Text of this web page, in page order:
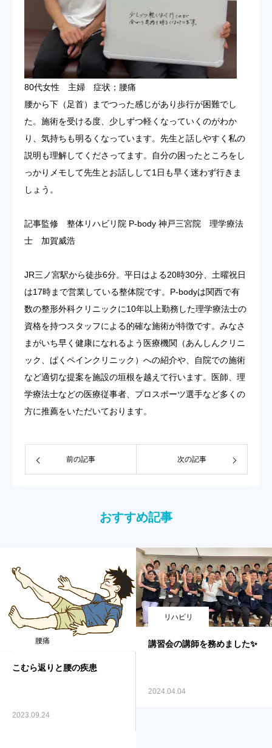
80代女性 主婦 症状；腰痛
腰から下（足首）までつった感じがあり歩行が困難でし
た。施術を受ける度、少しずつ軽くなっていくのがわか
り、気持ちも明るくなっています。先生と話しやすく私の
説明も理解してくださってます。自分の困ったところをし
っかりメモして先生とお話しして1日も早く迷わず行きま
しょう。
記事監修 整体リハビリ院 P-body 神戸三宮院 理学療法
士 加賀威浩
JR三ノ宮駅から徒歩6分。平日はよる20時30分、土曜祝日
は17時まで営業している整体院です。P-bodyは関西で有
数の整形外科クリニックに10年以上勤務した理学療法士の
資格を持つスタッフによる的確な施術が特徴です。みなさ
まがいち早く健康になれるよう医療機関（あんしんクリニ
ック、ぱくペインクリニック）への紹介や、自院での施術
など適切な提案を施設の垣根を越えて行います。医師、理
学療法士などの医療従事者、プロスポーツ選手など多くの
方に推薦をいただいております。
前の記事 次の記事
おすすめ記事
腰痛
こむら返りと腰の疾患
2023.09.24
リハビリ
講習会の講師を務めました✨
2024.04.04